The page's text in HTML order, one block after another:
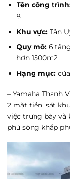
Tên công
8
Khu vực:Tân
Quy mô:6
hơn 1500m2
Hạng mục:
– Yamaha Thanh
2 mặt tiền, sát
việc trưng bày và
phủ sóng khắp